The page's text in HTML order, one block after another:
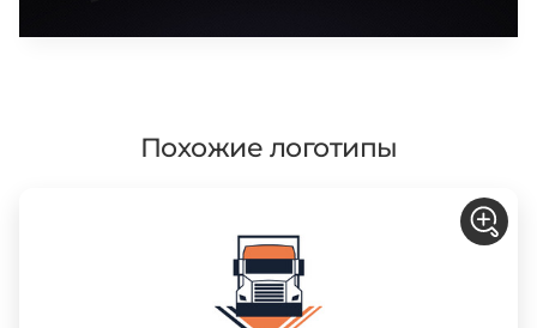
Похожие логотипы